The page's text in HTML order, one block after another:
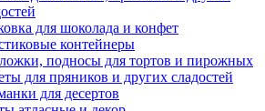
для шоколада и конфет
контейнеры
подносы для тортов и пирожных
для пряников и других сладостей
для десертов